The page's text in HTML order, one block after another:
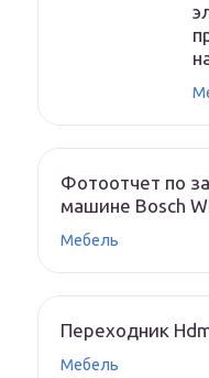
Фотоотчет по
машине Bosch
Мебель
Переходник
Мебель